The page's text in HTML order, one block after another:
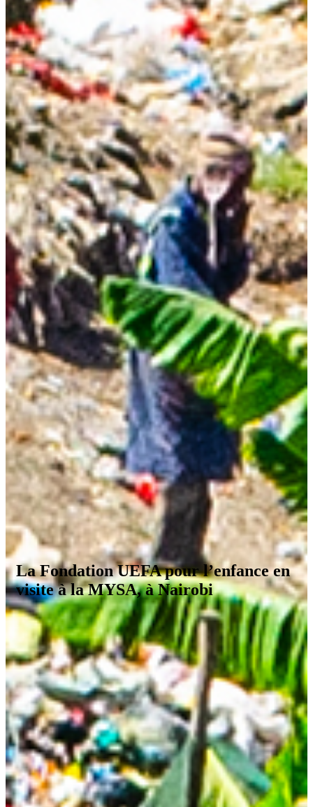
La Fondation UEFA pour l’enfance en
visite à la MYSA, à Nairobi